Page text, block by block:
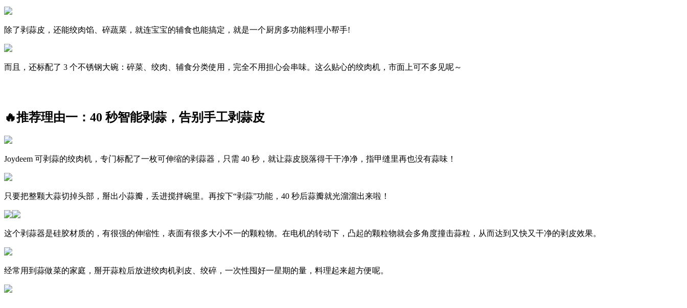
除了剥蒜皮，还能绞肉馅、碎蔬菜，就连宝宝的辅食也能搞定，就是一个厨房多功能料理小帮手!
而且，还标配了 3 个不锈钢大碗：碎菜、绞肉、辅食分类使用，完全不用担心会串味。这么贴心的绞肉机，市面上可不多见呢～
🔥推荐理由一：40 秒智能剥蒜，告别手工剥蒜皮
Joydeem 可剥蒜的绞肉机，专门标配了一枚可伸缩的剥蒜器，只需 40 秒，就让蒜皮脱落得干干净净，指甲缝里再也没有蒜味！
只要把整颗大蒜切掉头部，掰出小蒜瓣，丢进搅拌碗里。再按下“剥蒜”功能，40 秒后蒜瓣就光溜溜出来啦！
这个剥蒜器是硅胶材质的，有很强的伸缩性，表面有很多大小不一的颗粒物。在电机的转动下，凸起的颗粒物就会多角度撞击蒜粒，从而达到又快又干净的剥皮效果。
经常用到蒜做菜的家庭，掰开蒜粒后放进绞肉机剥皮、绞碎，一次性囤好一星期的量，料理起来超方便呢。